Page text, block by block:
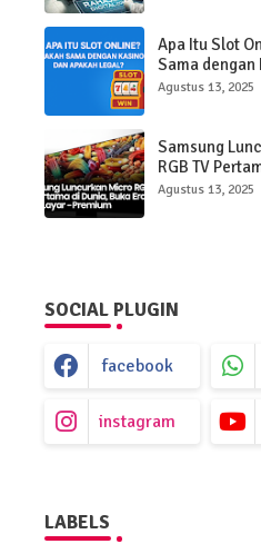
Apa Itu Slot
Sama dengan
Apakah Legal?
Agustus 13, 2025
Samsung
RGB TV
Buka Era Baru
Agustus 13, 2025
SOCIAL PLUGIN
facebook
instagram
LABELS